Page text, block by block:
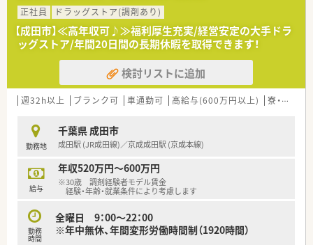
となっております。レジ打ちや品出しは行わず、薬局を併設して
いない店舗への配属はございません。
■調剤併設ドラッグストアや総合病院門、在宅医療専門など様々
なタイプの薬局があり、活躍の場が幅広く用意されております。
ご希望の方には在宅医療の分野などへ進んでいくことも可能で、
薬剤師としてスキルアップを目指していけます。
正社員
ドラッグストア(調剤あり)
【成田市】≪高年収可♪≫福利厚生充実/経営安定の大手ドラ
ッグストア/年間20日間の長期休暇を取得できます！
検討リストに追加
週32h以上 ブランク可 車通勤可 高給与(600万円以上) 寮・借上社宅あり
勤務地
千葉県 成田市
成田駅 (JR成田線)／京成成田駅 (京成本線)
給与
年収520万円～600万円
※30歳 調剤経験者モデル賃金
経験・年齢・就業条件により考慮します
勤務
時間
全曜日 9：00～22：00
※年中無休、年間変形労働時間制（1920時間）